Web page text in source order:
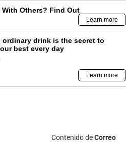
Contenido deCorreo